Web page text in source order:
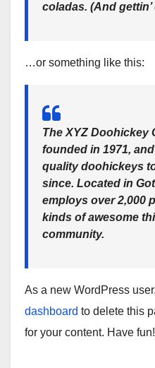
coladas. (And
…or something like this:
The XYZ Doohickey
founded in 1971,
quality doohickeys
since. Located in
employs over 2,000
kinds of awesome
community.
As a new WordPress
dashboard to delete this
for your content. Have fun!